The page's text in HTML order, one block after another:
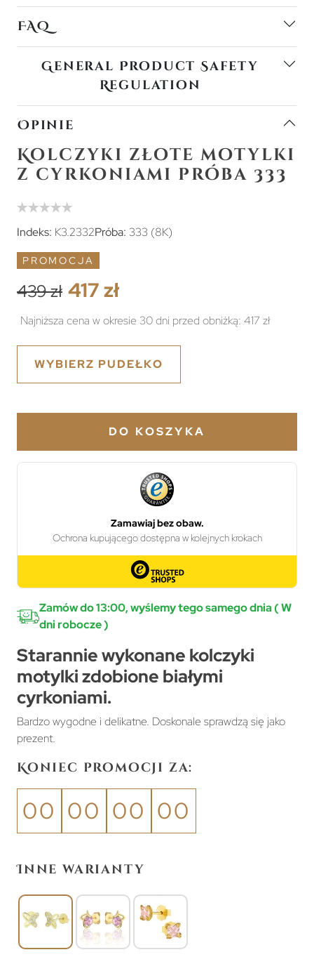
FAQ
General Product Safety
Regulation
Opinie
Kolczyki złote motylki
z cyrkoniami próba 333
Indeks: K3.2332Próba: 333 (8K)
PROMOCJA
439 zł 417 zł
Najniższa cena w okresie 30 dni przed obniżką: 417 zł
WYBIERZ PUDEŁKO
DO KOSZYKA
Zamów do 13:00, wyślemy tego samego dnia ( W
dni robocze )
Starannie wykonane kolczyki
motylki zdobione białymi
cyrkoniami.
Bardzo wygodne i delikatne. Doskonale sprawdzą się jako
prezent.
Koniec promocji za:
00 00 00 00
Inne warianty